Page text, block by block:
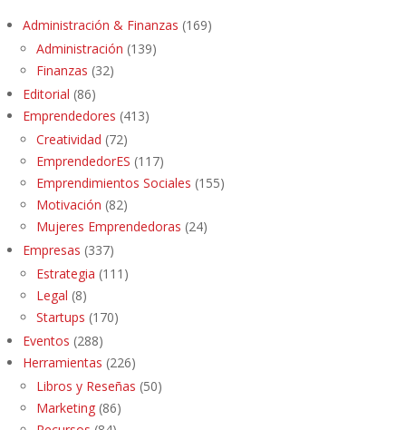
Administración & Finanzas (169)
Administración (139)
Finanzas (32)
Editorial (86)
Emprendedores (413)
Creatividad (72)
EmprendedorES (117)
Emprendimientos Sociales (155)
Motivación (82)
Mujeres Emprendedoras (24)
Empresas (337)
Estrategia (111)
Legal (8)
Startups (170)
Eventos (288)
Herramientas (226)
Libros y Reseñas (50)
Marketing (86)